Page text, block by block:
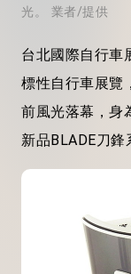
光。 業者/提供
台北國際自行車
標性自行車展覽
前風光落幕，身
新品BLADE刀鋒